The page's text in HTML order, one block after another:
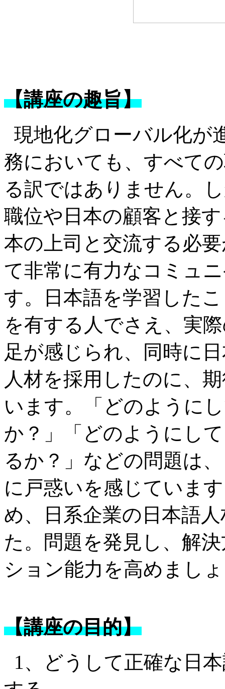
【講座の趣旨】
現地化グローバル化が
務においても、すべて
る訳ではありません。
職位や日本の顧客と接
本の上司と交流する必
て非常に有力なコミュ
す。日本語を学習した
を有する人でさえ、実
足が感じられ、同時に
人材を採用したのに、
います。「どのように
か？」「どのようにし
るか？」などの問題は
に戸惑いを感じていま
め、日系企業の日本語
た。問題を発見し、解
ション能力を高めまし
【講座の目的】
1、どうして正確な日